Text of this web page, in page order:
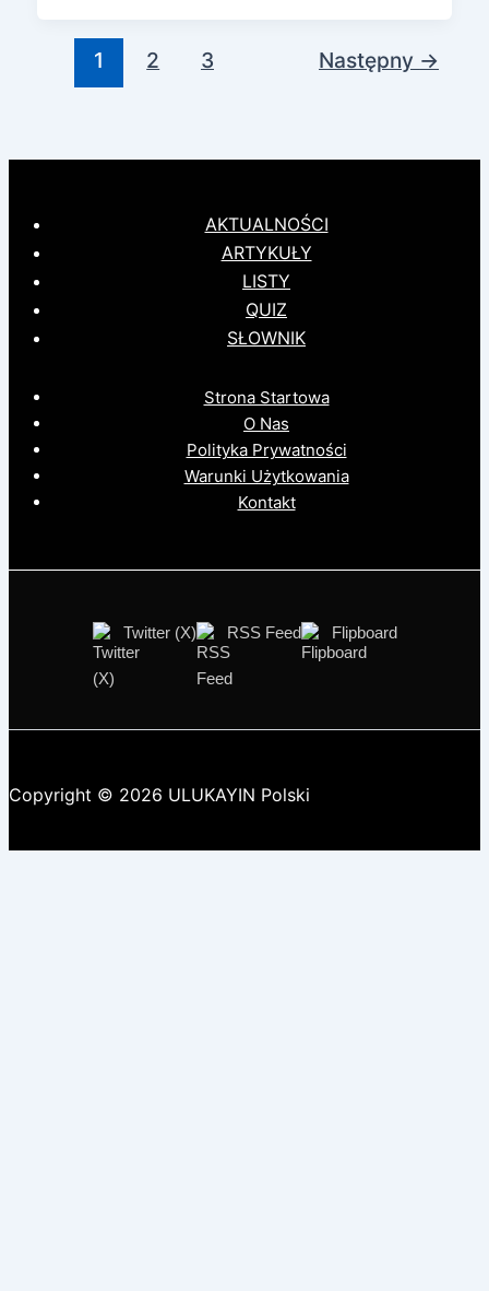
1 2 3 Następny →
AKTUALNOŚCI
ARTYKUŁY
LISTY
QUIZ
SŁOWNIK
Strona Startowa
O Nas
Polityka Prywatności
Warunki Użytkowania
Kontakt
Twitter (X) RSS Feed Flipboard
Copyright © 2026 ULUKAYIN Polski